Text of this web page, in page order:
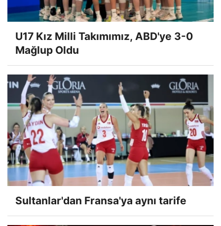
U17 Kız Milli Takımımız, ABD'ye 3-0
Mağlup Oldu
Sultanlar'dan Fransa'ya aynı tarife